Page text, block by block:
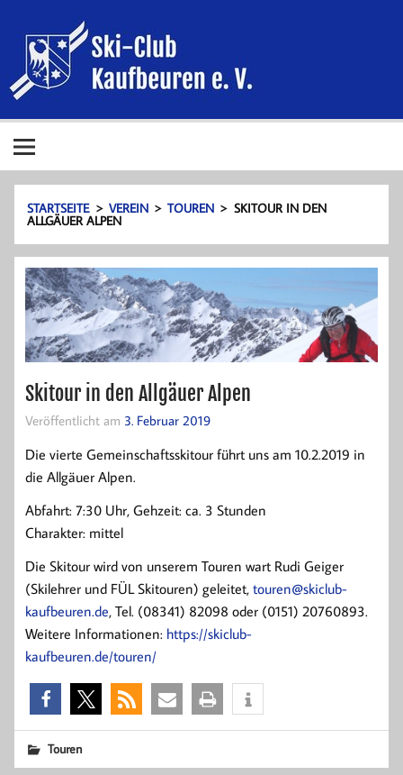
springen
Ski-Club Kaufbeuren e. V.
STARTSEITE VEREIN TOUREN SKITOUR IN DEN
ALLGÄUER ALPEN
Skitour in den Allgäuer Alpen
Veröffentlicht am 3. Februar 2019
Die vierte Gemeinschaftsskitour führt uns am 10.2.2019 in
die Allgäuer Alpen.
Abfahrt: 7:30 Uhr, Gehzeit: ca. 3 Stunden
Charakter: mittel
Die Skitour wird von unserem Touren wart Rudi Geiger
(Skilehrer und FÜL Skitouren) geleitet, touren@skiclub-
kaufbeuren.de, Tel. (08341) 82098 oder (0151) 20760893.
Weitere Informationen: https://skiclub-
kaufbeuren.de/touren/
Touren